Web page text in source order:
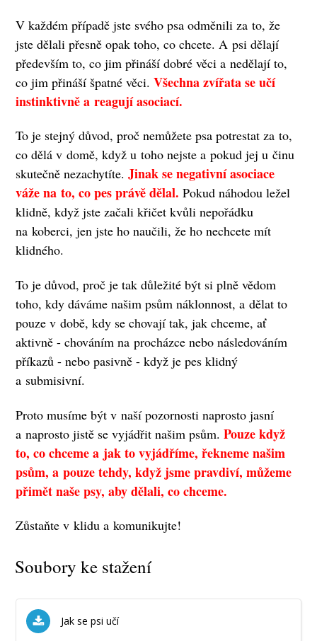
V každém případě jste svého psa odměnili za to, že
jste dělali přesně opak toho, co chcete. A psi dělají
především to, co jim přináší dobré věci a nedělají to,
co jim přináší špatné věci.Všechna zvířata se učí
instinktivně a reagují asociací.
To je stejný důvod, proč nemůžete psa potrestat za to,
co dělá v domě, když u toho nejste a pokud jej u činu
skutečně nezachytíte.Jinak se negativní asociace
váže na to, co pes právě dělal. Pokud náhodou ležel
klidně, když jste začali křičet kvůli nepořádku
na koberci, jen jste ho naučili, že ho nechcete mít
klidného.
To je důvod, proč je tak důležité být si plně vědom
toho, kdy dáváme našim psům náklonnost, a dělat to
pouze v době, kdy se chovají tak, jak chceme, ať
aktivně - chováním na procházce nebo následováním
příkazů - nebo pasivně - když je pes klidný
a submisivní.
Proto musíme být v naší pozornosti naprosto jasní
a naprosto jistě se vyjádřit našim psům.Pouze když
to, co chceme a jak to vyjádříme, řekneme našim
psům, a pouze tehdy, když jsme pravdiví, můžeme
přimět naše psy, aby dělali, co chceme.
Zůstaňte v klidu a komunikujte!
Soubory ke stažení
Jak se psi učí